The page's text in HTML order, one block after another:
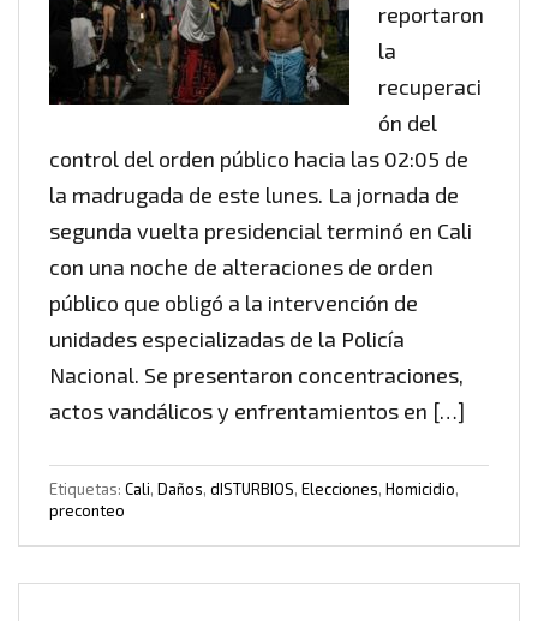
reportaron
la
recuperaci
ón del
control del orden público hacia las 02:05 de
la madrugada de este lunes. La jornada de
segunda vuelta presidencial terminó en Cali
con una noche de alteraciones de orden
público que obligó a la intervención de
unidades especializadas de la Policía
Nacional. Se presentaron concentraciones,
actos vandálicos y enfrentamientos en […]
Etiquetas: Cali, Daños, dISTURBIOS, Elecciones, Homicidio,
preconteo